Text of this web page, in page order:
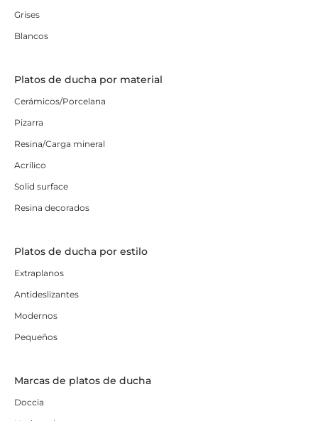
Grises
Blancos
Platos de ducha por material
Cerámicos/Porcelana
Pizarra
Resina/Carga mineral
Acrílico
Solid surface
Resina decorados
Platos de ducha por estilo
Extraplanos
Antideslizantes
Modernos
Pequeños
Marcas de platos de ducha
Doccia